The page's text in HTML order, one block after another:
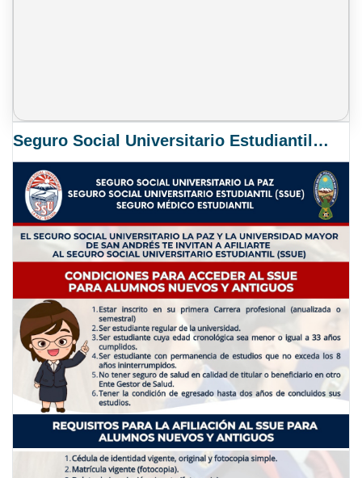
Seguro Social Universitario Estudiantil SSUE